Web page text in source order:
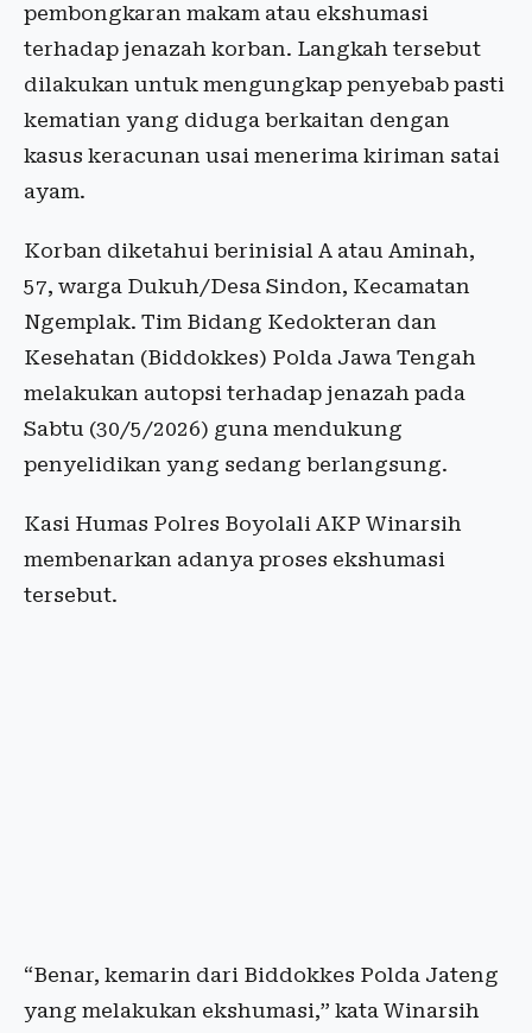
pembongkaran makam atau ekshumasi
terhadap jenazah korban. Langkah tersebut
dilakukan untuk mengungkap penyebab pasti
kematian yang diduga berkaitan dengan
kasus keracunan usai menerima kiriman satai
ayam.
Korban diketahui berinisial A atau Aminah,
57, warga Dukuh/Desa Sindon, Kecamatan
Ngemplak. Tim Bidang Kedokteran dan
Kesehatan (Biddokkes) Polda Jawa Tengah
melakukan autopsi terhadap jenazah pada
Sabtu (30/5/2026) guna mendukung
penyelidikan yang sedang berlangsung.
Kasi Humas Polres Boyolali AKP Winarsih
membenarkan adanya proses ekshumasi
tersebut.
“Benar, kemarin dari Biddokkes Polda Jateng
yang melakukan ekshumasi,” kata Winarsih